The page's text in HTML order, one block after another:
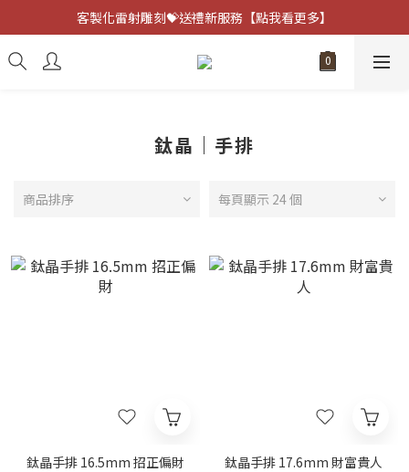
客製化雷射雕刻💝送禮新服務【點我看更多】
客製化雷射雕刻💝送禮新服務【點我看更多】
避邪防小人⚡指定黑曜石 任選兩件75折
鈦晶｜手排
商品排序 每頁顯示 24 個
鈦晶手排 16.5mm 招正偏財
鈦晶手排 17.6mm 財富貴人